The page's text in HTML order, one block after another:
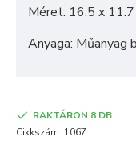
Méret: 16.5 x
Anyaga: Műanyag
RAKTÁRON 8 DB
Cikkszám: 1067